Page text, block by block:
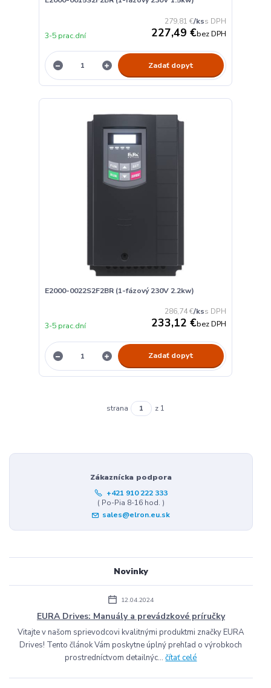
279,81 €/ks
227,49 €bez DPH
3-5 prac.dní
Zadať dopyt
E2000-0022S2F2BR (1-fázový 230V 2.2kw)
286,74 €/ks
233,12 €bez DPH
3-5 prac.dní
Zadať dopyt
strana z 1
Zákaznícka podpora
+421 910 222 333
( Po-Pia 8-16 hod. )
sales@elron.eu.sk
Novinky
12.04.2024
EURA Drives: Manuály a prevádzkové príručky
Vitajte v našom sprievodcovi kvalitnými produktmi značky EURA
Drives! Tento článok Vám poskytne úplný prehľad o výrobkoch
prostredníctvom detailnýc...čítať celé